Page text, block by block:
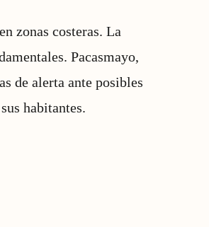
zonas costeras. La
Pacasmayo,
de alerta ante posibles
habitantes.